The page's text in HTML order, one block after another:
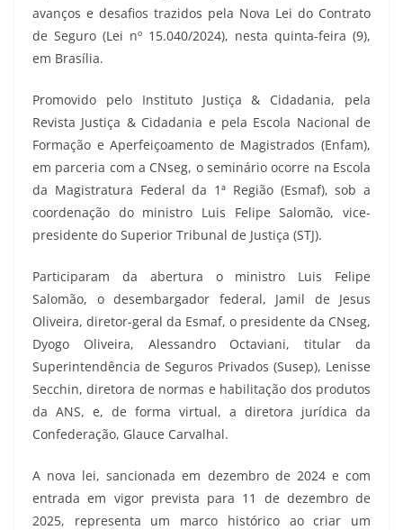
avanços e desafios trazidos pela Nova Lei do Contrato
de Seguro (Lei nº 15.040/2024), nesta quinta-feira (9),
em Brasília.
Promovido pelo Instituto Justiça & Cidadania, pela
Revista Justiça & Cidadania e pela Escola Nacional de
Formação e Aperfeiçoamento de Magistrados (Enfam),
em parceria com a CNseg, o seminário ocorre na Escola
da Magistratura Federal da 1ª Região (Esmaf), sob a
coordenação do ministro Luis Felipe Salomão, vice-
presidente do Superior Tribunal de Justiça (STJ).
Participaram da abertura o ministro Luis Felipe
Salomão, o desembargador federal, Jamil de Jesus
Oliveira, diretor-geral da Esmaf, o presidente da CNseg,
Dyogo Oliveira, Alessandro Octaviani, titular da
Superintendência de Seguros Privados (Susep), Lenisse
Secchin, diretora de normas e habilitação dos produtos
da ANS, e, de forma virtual, a diretora jurídica da
Confederação, Glauce Carvalhal.
A nova lei, sancionada em dezembro de 2024 e com
entrada em vigor prevista para 11 de dezembro de
2025, representa um marco histórico ao criar um